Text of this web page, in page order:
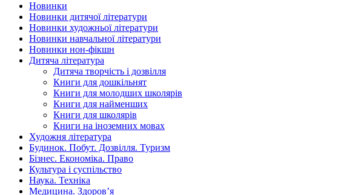
Новинки
Новинки дитячої літератури
Новинки художньої літератури
Новинки навчальної літератури
Новинки нон-фікшн
Дитяча література
Дитяча творчість і дозвілля
Книги для дошкільнят
Книги для молодших школярів
Книги для найменших
Книги для школярів
Книги на іноземних мовах
Художня література
Будинок. Побут. Дозвілля. Туризм
Бізнес. Економіка. Право
Культура і суспільство
Наука. Техніка
Медицина. Здоров’я